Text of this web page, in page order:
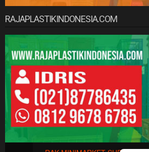
RAJAPLASTIKINDONESIA.COM